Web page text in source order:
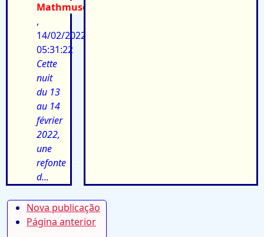
Mathmuse
,
14/02/2022
05:31:22
Cette
nuit
du 13
au 14
février
2022,
une
refonte
d...
Nova publicação
Página anterior